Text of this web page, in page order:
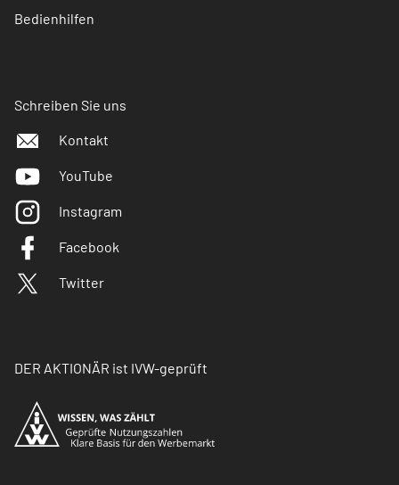
Bedienhilfen
Schreiben Sie uns
Kontakt
YouTube
Instagram
Facebook
Twitter
DER AKTIONÄR ist IVW-geprüft